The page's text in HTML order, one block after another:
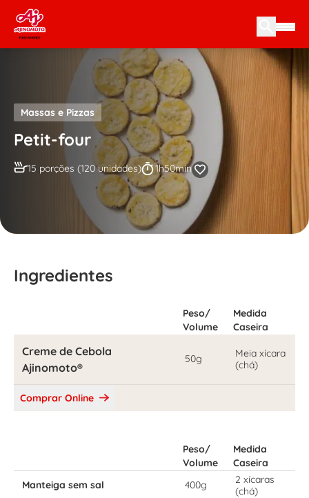
Skip to content
Massas e Pizzas
Petit-four
15 porções (120 unidades) 1h50min
Ingredientes
Peso/
Volume
Medida
Caseira
Creme de Cebola
Ajinomoto®
50g
Meia xícara
(chá)
Comprar Online
Peso/
Volume
Medida
Caseira
Manteiga sem sal
400g
2 xícaras
(chá)